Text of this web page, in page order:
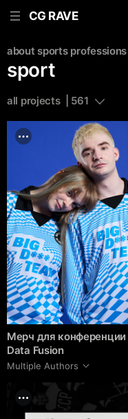
CG RAVE
about sports
sport
all projects  | 561
Мерч для конференции
Data Fusion
Multiple Authors